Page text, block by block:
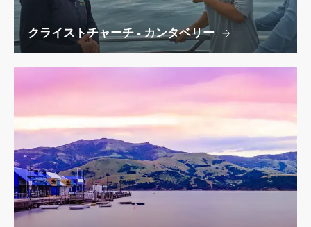
クライストチャーチ - カンタベリー